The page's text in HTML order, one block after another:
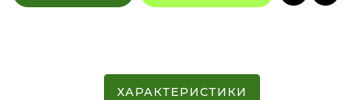
ХАРАКТЕРИСТИКИ